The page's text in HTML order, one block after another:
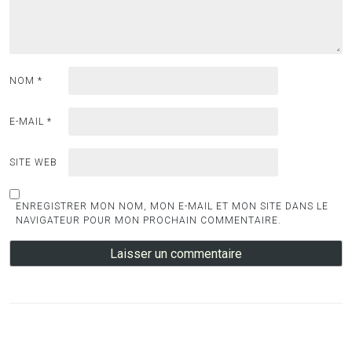
NOM *
E-MAIL *
SITE WEB
ENREGISTRER MON NOM, MON E-MAIL ET MON SITE DANS LE
NAVIGATEUR POUR MON PROCHAIN COMMENTAIRE.